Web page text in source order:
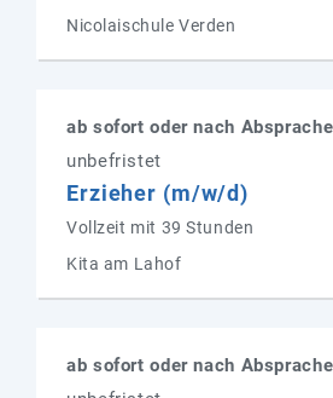
Nicolaischule Verden
ab sofort oder nach Absprache
unbefristet
Erzieher (m/w/d)
Vollzeit mit 39 Stunden
Kita am Lahof
ab sofort oder nach Absprache